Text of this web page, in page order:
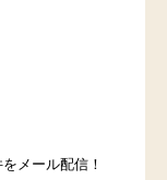
メール配信！